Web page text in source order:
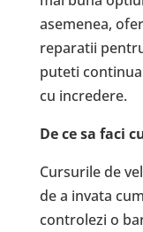
asemenea,
reparatii
puteti
cu incredere.
De ce sa faci
Cursurile de
de a invata
controlezi o